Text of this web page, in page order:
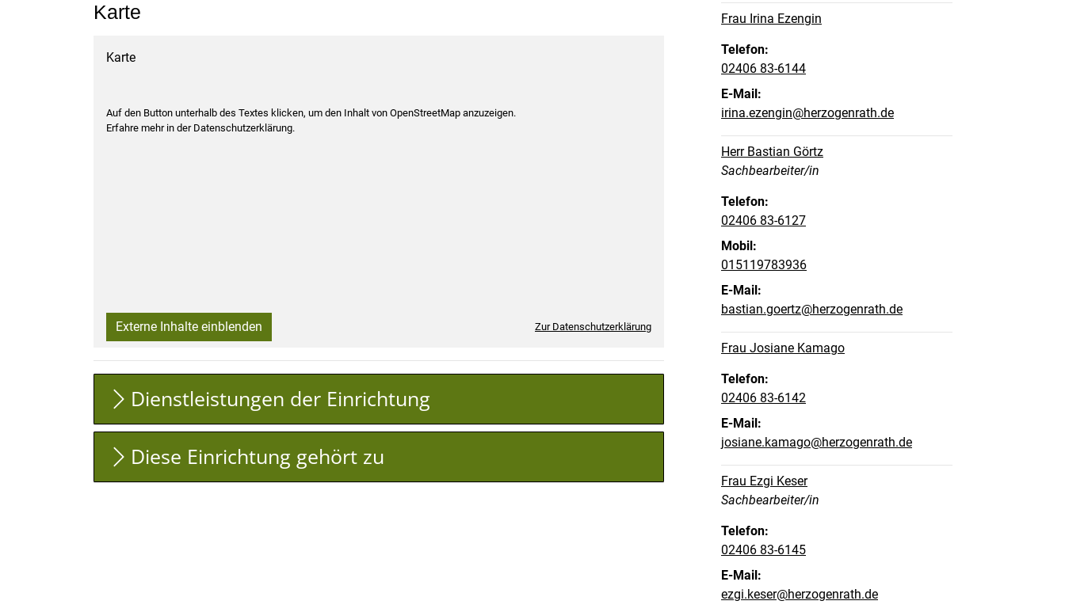
Karte
Karte
Auf den Button unterhalb des Textes klicken, um den Inhalt von OpenStreetMap anzuzeigen.
Erfahre mehr in der Datenschutzerklärung.
Externe Inhalte einblenden Zur Datenschutzerklärung
Dienstleistungen der Einrichtung
Diese Einrichtung gehört zu
Frau Irina Ezengin
Telefon:
02406 83-6144
E-Mail:
irina.ezengin@herzogenrath.de
Herr Bastian Görtz
Position:
Sachbearbeiter/in
Telefon:
02406 83-6127
Mobil:
015119783936
E-Mail:
bastian.goertz@herzogenrath.de
Frau Josiane Kamago
Telefon:
02406 83-6142
E-Mail:
josiane.kamago@herzogenrath.de
Frau Ezgi Keser
Position:
Sachbearbeiter/in
Telefon:
02406 83-6145
E-Mail:
ezgi.keser@herzogenrath.de